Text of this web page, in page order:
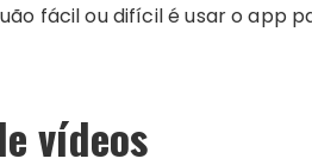
fácil ou difícil é usar o app
vídeos